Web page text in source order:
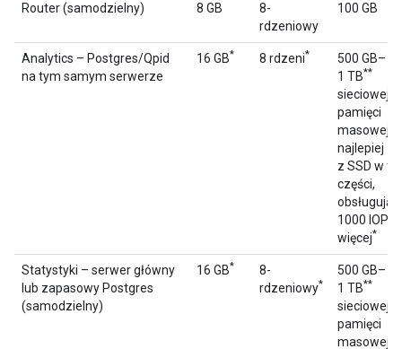
Router (samodzielny) 8 GB
8-
rdzeniowy
100 GB
Analytics – Postgres/Qpid
na tym samym serwerze
16 GB* 8 rdzeni*
500 GB–
1 TB**
sieciowej
pamięci
masowej
najlepiej
z SSD w
części,
1000 IOPS
więcej*
Statystyki – serwer główny
lub zapasowy Postgres
(samodzielny)
16 GB*
8-
rdzeniowy*
500 GB–
1 TB**
sieciowej
pamięci
masowej